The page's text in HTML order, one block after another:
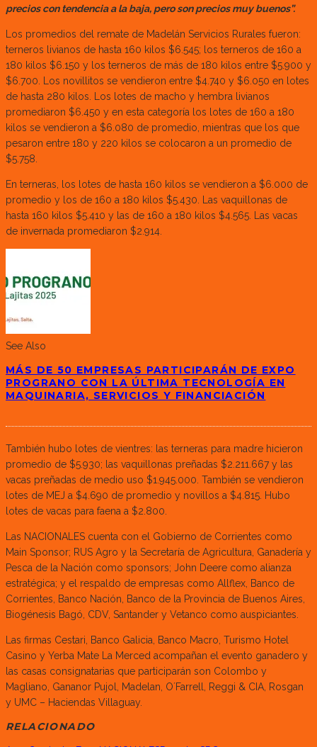
precios con tendencia a la baja, pero son precios muy buenos”.
Los promedios del remate de Madelán Servicios Rurales fueron:
terneros livianos de hasta 160 kilos $6.545; los terneros de 160 a
180 kilos $6.150 y los terneros de más de 180 kilos entre $5.900 y
$6.700. Los novillitos se vendieron entre $4.740 y $6.050 en lotes
de hasta 280 kilos. Los lotes de macho y hembra livianos
promediaron $6.450 y en esta categoría los lotes de 160 a 180
kilos se vendieron a $6.080 de promedio, mientras que los que
pesaron entre 180 y 220 kilos se colocaron a un promedio de
$5.758.
En terneras, los lotes de hasta 160 kilos se vendieron a $6.000 de
promedio y los de 160 a 180 kilos $5.430. Las vaquillonas de
hasta 160 kilos $5.410 y las de 160 a 180 kilos $4.565. Las vacas
de invernada promediaron $2.914.
See Also
MÁS DE 50 EMPRESAS PARTICIPARÁN DE EXPO
PROGRANO CON LA ÚLTIMA TECNOLOGÍA EN
MAQUINARIA, SERVICIOS Y FINANCIACIÓN
También hubo lotes de vientres: las terneras para madre hicieron
promedio de $5.930; las vaquillonas preñadas $2.211.667 y las
vacas preñadas de medio uso $1.945.000. También se vendieron
lotes de MEJ a $4.690 de promedio y novillos a $4.815. Hubo
lotes de vacas para faena a $2.800.
Las NACIONALES cuenta con el Gobierno de Corrientes como
Main Sponsor; RUS Agro y la Secretaría de Agricultura, Ganadería y
Pesca de la Nación como sponsors; John Deere como alianza
estratégica; y el respaldo de empresas como Allflex, Banco de
Corrientes, Banco Nación, Banco de la Provincia de Buenos Aires,
Biogénesis Bagó, CDV, Santander y Vetanco como auspiciantes.
Las firmas Cestari, Banco Galicia, Banco Macro, Turismo Hotel
Casino y Yerba Mate La Merced acompañan el evento ganadero y
las casas consignatarias que participarán son Colombo y
Magliano, Gananor Pujol, Madelan, O´Farrell, Reggi & CIA, Rosgan
y UMC – Haciendas Villaguay.
RELACIONADO